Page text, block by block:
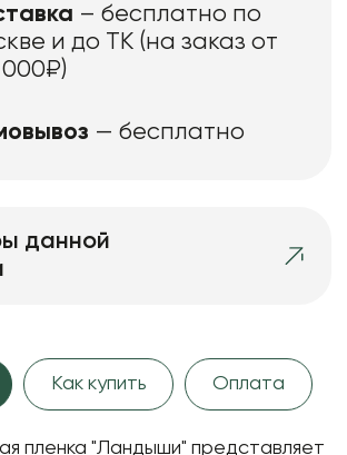
– бесплатно по
и до ТК (на заказ от
000₽)
— бесплатно
данной
Как купить Оплата
пленка "Ландыши" представляет